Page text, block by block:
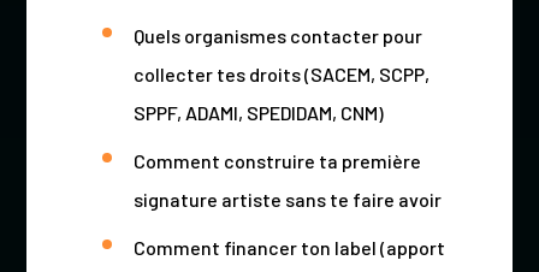
Quels organismes contacter pour
collecter tes droits (SACEM, SCPP,
SPPF, ADAMI, SPEDIDAM, CNM)
Comment construire ta première
signature artiste sans te faire avoir
Comment financer ton label (apport